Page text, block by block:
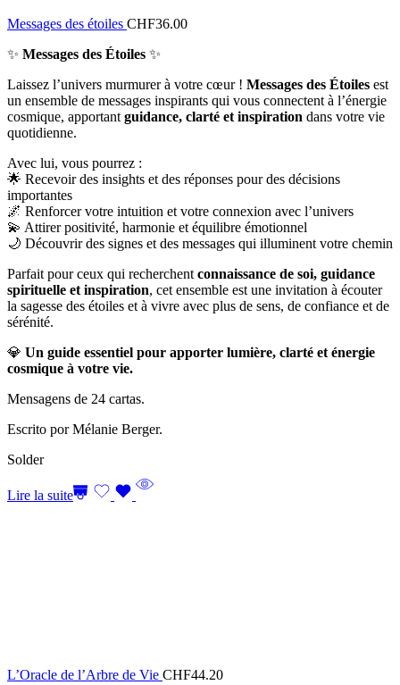
Messages des étoiles CHF36.00
✨ Messages des Étoiles ✨
Laissez l’univers murmurer à votre cœur ! Messages des Étoiles est
un ensemble de messages inspirants qui vous connectent à l’énergie
cosmique, apportant guidance, clarté et inspiration dans votre vie
quotidienne.
Avec lui, vous pourrez :
🌟 Recevoir des insights et des réponses pour des décisions
importantes
🌌 Renforcer votre intuition et votre connexion avec l’univers
💫 Attirer positivité, harmonie et équilibre émotionnel
🌙 Découvrir des signes et des messages qui illuminent votre chemin
Parfait pour ceux qui recherchent connaissance de soi, guidance
spirituelle et inspiration, cet ensemble est une invitation à écouter
la sagesse des étoiles et à vivre avec plus de sens, de confiance et de
sérénité.
💎 Un guide essentiel pour apporter lumière, clarté et énergie
cosmique à votre vie.
Mensagens de 24 cartas.
Escrito por Mélanie Berger.
Solder
Lire la suite
L’Oracle de l’Arbre de Vie CHF44.20